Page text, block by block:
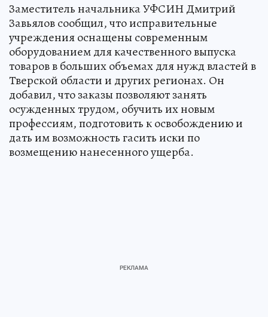
Заместитель начальника УФСИН Дмитрий
Завьялов сообщил, что исправительные
учреждения оснащены современным
оборудованием для качественного выпуска
товаров в больших объемах для нужд властей в
Тверской области и других регионах. Он
добавил, что заказы позволяют занять
осужденных трудом, обучить их новым
профессиям, подготовить к освобождению и
дать им возможность гасить иски по
возмещению нанесенного ущерба.